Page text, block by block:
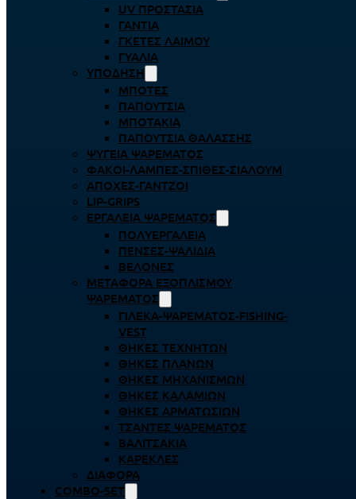
UV ΠΡΟΣΤΑΣΊΑ
ΓΆΝΤΙΑ
ΓΚΈΤΕΣ ΛΑΊΜΟΥ
ΓΥΑΛΙΆ
ΥΠΌΔΗΣΗ
ΜΠΌΤΕΣ
ΠΑΠΟΎΤΣΙΑ
ΜΠΟΤΆΚΙΑ
ΠΑΠΟΎΤΣΙΑ ΘΑΛΆΣΣΗΣ
ΨΥΓΕΊΑ ΨΑΡΈΜΑΤΟΣ
ΦΑΚΟΊ-ΛΆΜΠΕΣ-ΣΠΊΘΕΣ-ΣΊΑΛΟΥΜ
ΑΠΌΧΕΣ-ΓΆΝΤΖΟΙ
LIP-GRIPS
EΡΓΑΛΕΊΑ ΨΑΡΈΜΑΤΟΣ
ΠΟΛΥΕΡΓΑΛΕΊΑ
ΠΈΝΣΕΣ-ΨΑΛΊΔΙΑ
ΒΕΛΌΝΕΣ
ΜΕΤΑΦΟΡΆ ΕΞΟΠΛΙΣΜΟΎ
ΨΑΡΈΜΑΤΟΣ
ΓΙΛΈΚΑ-ΨΑΡΈΜΑΤΟΣ-FISHING-
VEST
ΘΉΚΕΣ ΤΕΧΝΗΤΏΝ
ΘΉΚΕΣ ΠΛΆΝΩΝ
ΘΉΚΕΣ ΜΗΧΑΝΙΣΜΏΝ
ΘΉΚΕΣ ΚΑΛΑΜΙΏΝ
ΘΉΚΕΣ ΑΡΜΑΤΩΣΙΏΝ
ΤΣΆΝΤΕΣ ΨΑΡΈΜΑΤΟΣ
ΒΑΛΙΤΣΆΚΙΑ
ΚΑΡΈΚΛΕΣ
ΔΙΆΦΟΡΑ
COMBO-SET